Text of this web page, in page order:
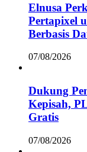
Elnusa
Pertapixel
Berbasis
07/08/2026
Dukung
Kepisah,
Gratis
07/08/2026